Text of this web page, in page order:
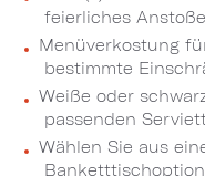
feierliches
Menüverkostung
bestimmte
Weiße oder
passenden
Wählen Sie aus